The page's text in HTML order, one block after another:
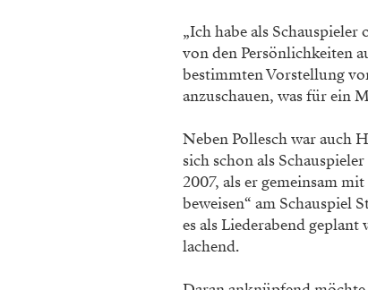
„Ich habe als Schauspieler
von den Persönlichkeiten
bestimmten Vorstellung
anzuschauen, wasfür ein
Neben Pollesch war auch
sich schon als Schau
2007, alser gemeinsam
beweisen“ am Schauspiel
es als Liederabend geplant
lachend.